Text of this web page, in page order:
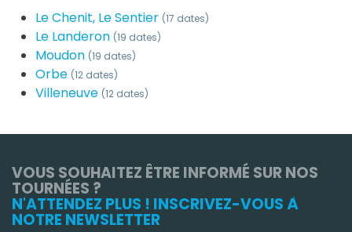
Le Chenit, Le Sentier (17 dates)
Le Landeron (19 dates)
Moudon (19 dates)
Orbe (12 dates)
Villeneuve (12 dates)
VOUS SOUHAITEZ ÊTRE INFORMÉ SUR NOS
TOURNÉES ?
N'ATTENDEZ PLUS ! INSCRIVEZ-VOUS À
NOTRE NEWSLETTER